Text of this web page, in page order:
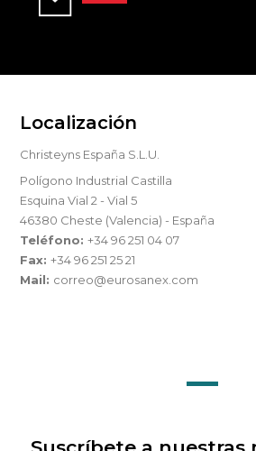
Localización
Christeyns España S.L.U.
Polígono Industrial Castilla
Esquina Vial 2 - Vial 5
46380 Cheste (Valencia) - España
Teléfono:+34 96 251 04 07
Fax:+34 96 251 25 21
Mail: correo@eurosanex.com